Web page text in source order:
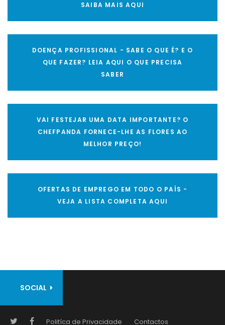
SAIBA MAIS AQUI
DOENÇA PROFISSIONAL - SABE O QUE É? E O
QUE FAZER? LEIA AQUI O QUE PRECISA
SABER
VAI FESTEJAR UMA DATA IMPORTANTE? O
CHEFPANDA FORNECE-LHE AS FLORES AO
MELHOR PREÇO!
OFERTAS DE EMPREGO EM TODO O PAÍS -
VEJA A LISTA COMPLETA AQUI
SOCIAL
Politíca de Privacidade Contactos